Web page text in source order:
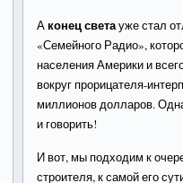
Аконец светауже стал
«Семейного Радио»,
населения Америки и
вокруг прорицателя-
миллионов долларов.
и говорить!
И вот, мы подходим к
строителя, к самой его